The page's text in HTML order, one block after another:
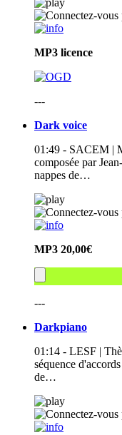
MP3 licence
---
Dark voice
01:49 - SACEM |
composée par
nappes de…
MP3 20,00€
---
Darkpiano
01:14 - LESF |
séquence
de…